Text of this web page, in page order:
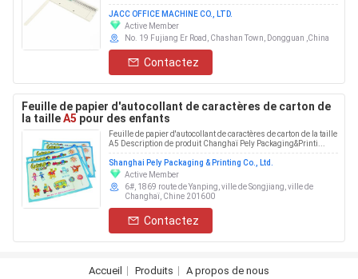
JACC OFFICE MACHINE CO., LTD.
Active Member
No. 19 Fujiang Er Road, Chashan Town, Dongguan ,China
Contactez
Feuille de papier d'autocollant de caractères de carton de
la tailleA5 pour des enfants
Feuille de papier d'autocollant de caractères de carton de la taille
A5 Description de produit Changhaï Pely Packaging&Printi...
Shanghai Pely Packaging & Printing Co., Ltd.
Active Member
6#, 1869 route de Yanping, ville de Songjiang, ville de
Changhaï, Chine 201600
Contactez
Accueil Produits A propos de nous